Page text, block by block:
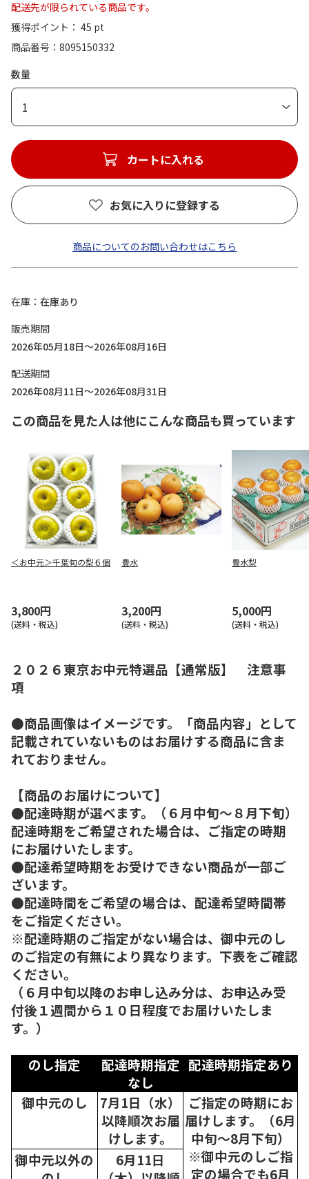
配送先が限られている商品です。
獲得ポイント： 45 pt
商品番号
8095150332
数量
1
カートに入れる
お気に入りに登録する
商品についてのお問い合わせはこちら
在庫
在庫あり
販売期間
2026年05月18日～2026年08月16日
配送期間
2026年08月11日～2026年08月31日
この商品を見た人は他にこんな商品も買っています
＜お中元＞千葉旬の梨６個
3,800円
(送料・税込)
豊水
3,200円
(送料・税込)
豊水梨
5,000円
(送料・税込)
２０２６東京お中元特選品【通常版】 注意事
項
●商品画像はイメージです。「商品内容」として
記載されていないものはお届けする商品に含ま
れておりません。
【商品のお届けについて】
●配達時期が選べます。（６月中旬～８月下旬）
配達時期をご希望された場合は、ご指定の時期
にお届けいたします。
●配達希望時期をお受けできない商品が一部ご
ざいます。
●配達時間をご希望の場合は、配達希望時間帯
をご指定ください。
※配達時期のご指定がない場合は、御中元のし
のご指定の有無により異なります。下表をご確認
ください。
（６月中旬以降のお申し込み分は、お申込み受
付後１週間から１０日程度でお届けいたしま
す。）
のし指定
配達時期指定
なし
配達時期指定あり
御中元のし
7月1日（水）
以降順次お届
けします。
ご指定の時期にお
届けします。（6月
中旬～8月下旬）
※御中元のしご指
定の場合でも6月
御中元以外の
6月11日